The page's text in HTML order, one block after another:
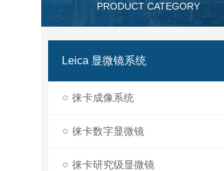
PRODUCT CATEGORY
Leica 显微镜系统
徕卡成像系统
徕卡数字显微镜
徕卡研究级显微镜